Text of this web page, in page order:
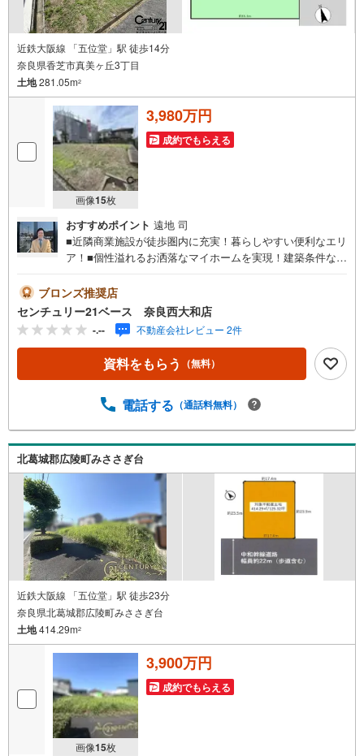
近鉄大阪線 「五位堂」駅 徒歩14分
奈良県香芝市真美ヶ丘3丁目
土地281.05m2
画像15枚
3,980万円
成約でもらえる
おすすめポイント 遠地 司
■近隣商業施設が徒歩圏内に充実！暮らしやすい便利なエリ
ア！■個性溢れるお洒落なマイホームを実現！建築条件なし
中！・お仕事終わりのお時間でもご見学可！・今から見た
い！というお声にもご対応できます！◇住宅ローンもお任
せください！◇・提携銀行多数あり（地方銀行・都市銀
行・信用金庫etc）・優遇後適用金利 0.875％～（審査内容
により異なります）--- ◇◇ Yahoo！不動産キャンペーン対
象店舗 ◇◇ ----当店で物件を成約いただくとPayPayボーナ
ーン】の対象になります。「資料をもらう」「見学予約を
でログインのうえお問い合わせください。------------------------
-----
ブロンズ推奨店
センチュリー21ベース 奈良西大和店
-.-- 不動産会社レビュー 2件
資料をもらう （無料）
電話する （通話料無料）
北葛城郡広陵町みささぎ台
近鉄大阪線 「五位堂」駅 徒歩23分
奈良県北葛城郡広陵町みささぎ台
土地414.29m2
画像15枚
3,900万円
成約でもらえる